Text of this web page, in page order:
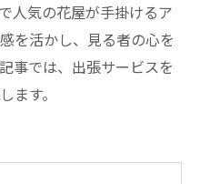
人気の花屋が手掛けるア
を活かし、見る者の心を
事では、出張サービスを
ます。